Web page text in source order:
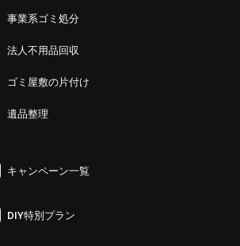
事業系ゴミ処分
法人不用品回収
ゴミ屋敷の片付け
遺品整理
キャンペーン一覧
DIY特別プラン